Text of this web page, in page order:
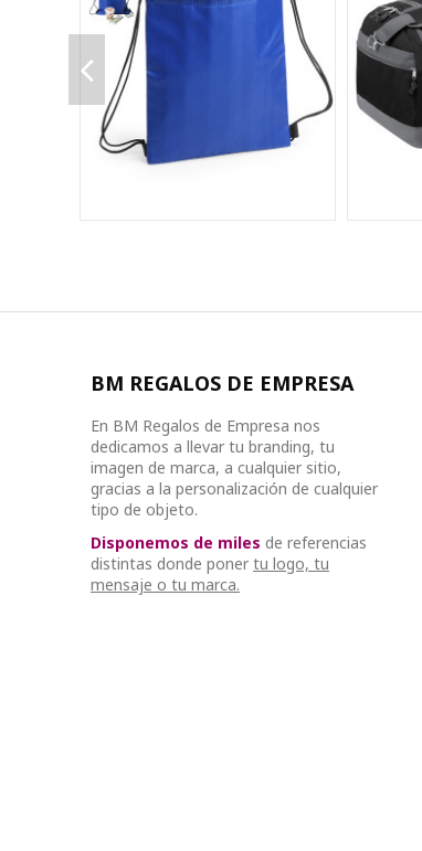
BM REGALOS DE EMPRESA
En BM Regalos de Empresa nos
dedicamos a llevar tu branding, tu
imagen de marca, a cualquier sitio,
gracias a la personalización de cualquier
tipo de objeto.
Disponemos de miles de referencias
distintas donde poner tu logo, tu
mensaje o tu marca.